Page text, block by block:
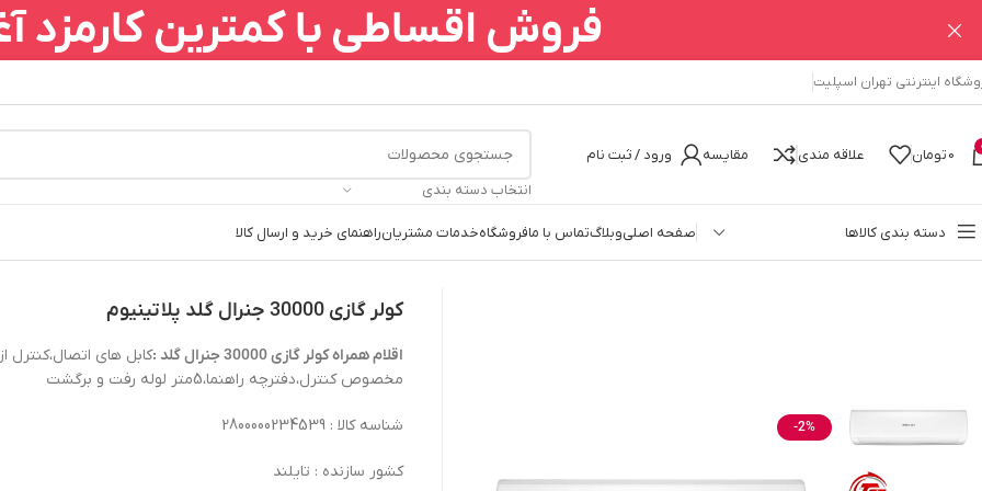
اینترنتی تهران اسپلیت
0تومان علاقه مندی مقایسه
ورود / ثبت نام
انتخاب دسته بندی
دسته بندی کالاها صفحه اصلیوبلاگتماس با مافروشگاهخدمات مشتریانراهنمای خرید و ارسال کالا
-2%
کولر گازی 30000 جنرال گلد پلاتینیوم
اقلام همراه کولر گازی 30000 جنرال گلد :
کابل های اتصال،کنترل
مخصوص کنترل،دفترچه راهنما،5متر لوله رفت و برگشت
شناسه کالا : 2800000234539
کشور سازنده : تایلند
فروش اقساطی با کمترین کارمزد